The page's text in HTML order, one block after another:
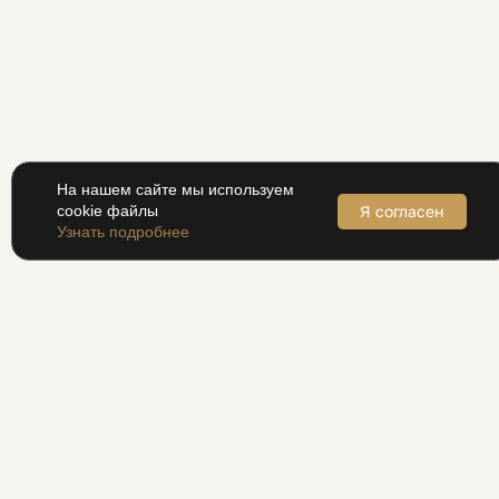
На нашем сайте мы используем
cookie файлы
Узнать подробнее
Я согласен